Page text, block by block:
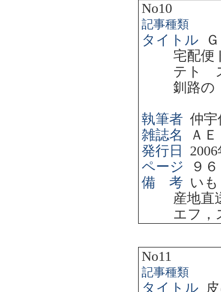
No10
記事種類
タイトル
宅配
テト
釧路の
執筆者 仲
雑誌名
Ａ
発行日
2006
ページ
９６
備 考 い
産地直
エフ，
No11
記事種類
タイトル